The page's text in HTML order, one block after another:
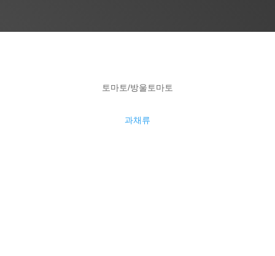
토마토/방울토마토
과채류